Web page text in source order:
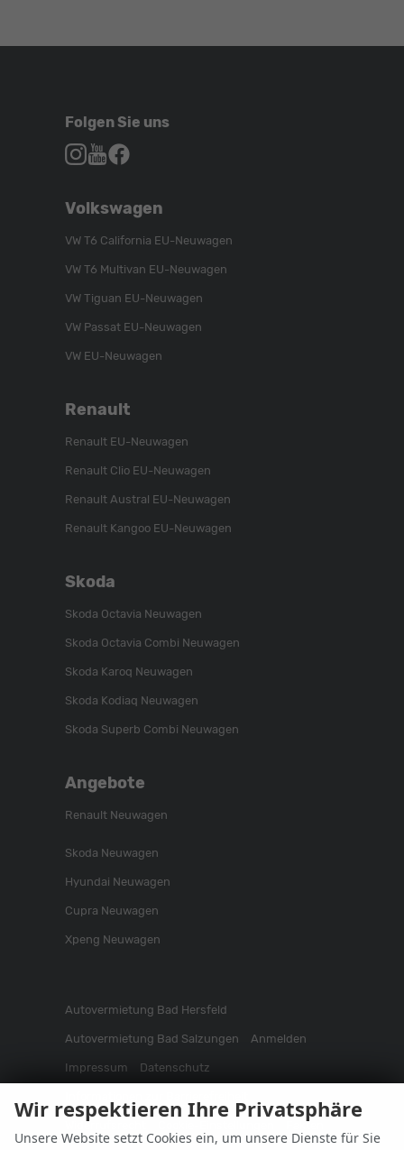
Folgen Sie uns
Autohaus
Sie
Instagram
Autohaus
Sie
Kanal
Sie
Facebook
Volkswagen
VW T6 California EU-Neuwagen
VW T6 Multivan EU-Neuwagen
VW Tiguan EU-Neuwagen
VW Passat EU-Neuwagen
VW EU-Neuwagen
Renault
Renault EU-Neuwagen
Renault Clio EU-Neuwagen
Renault Austral EU-Neuwagen
Renault Kangoo EU-Neuwagen
Skoda
Skoda Octavia Neuwagen
Skoda Octavia Combi Neuwagen
Skoda Karoq Neuwagen
Skoda Kodiaq Neuwagen
Skoda Superb Combi Neuwagen
Angebote
Renault Neuwagen
Skoda Neuwagen
Hyundai Neuwagen
Cupra Neuwagen
Xpeng Neuwagen
Autovermietung Bad Hersfeld
Autovermietung Bad Salzungen Anmelden
Impressum Datenschutz
Widerrufsrecht Fakten
Wir respektieren Ihre Privatsphäre
Unsere Website setzt Cookies ein, um unsere Dienste für Sie